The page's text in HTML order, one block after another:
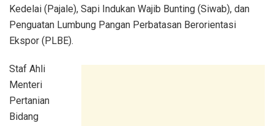
Kedelai (Pajale), Sapi Indukan Wajib Bunting (Siwab), dan
Penguatan Lumbung Pangan Perbatasan Berorientasi
Ekspor (PLBE).
Staf Ahli
Menteri
Pertanian
Bidang